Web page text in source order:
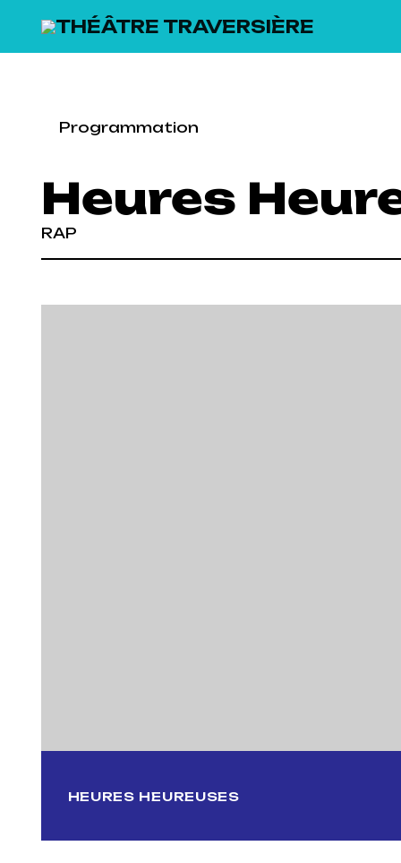
Programmation
Heures
RAP
HEURES HEUREUSES